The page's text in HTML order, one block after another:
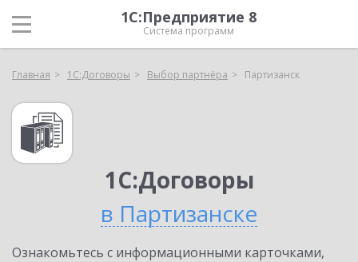
1С:Предприятие 8
Система программ
Главная 1С:Договоры Выбор партнёра Партизанск
1С:Договоры
в Партизанске
Ознакомьтесь с информационными карточками,